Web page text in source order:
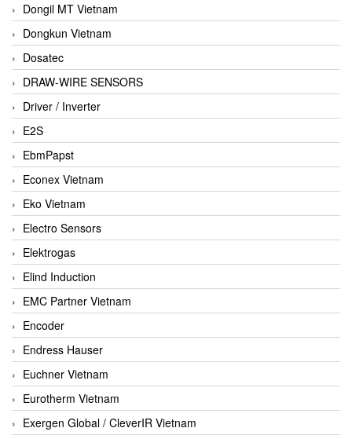
Dongil MT Vietnam
Dongkun Vietnam
Dosatec
DRAW-WIRE SENSORS
Driver / Inverter
E2S
EbmPapst
Econex Vietnam
Eko Vietnam
Electro Sensors
Elektrogas
Elind Induction
EMC Partner Vietnam
Encoder
Endress Hauser
Euchner Vietnam
Eurotherm Vietnam
Exergen Global / CleverIR Vietnam